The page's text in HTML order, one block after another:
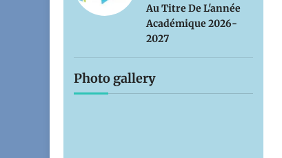
Au Titre De L'année
Académique 2026-
2027
Photo gallery